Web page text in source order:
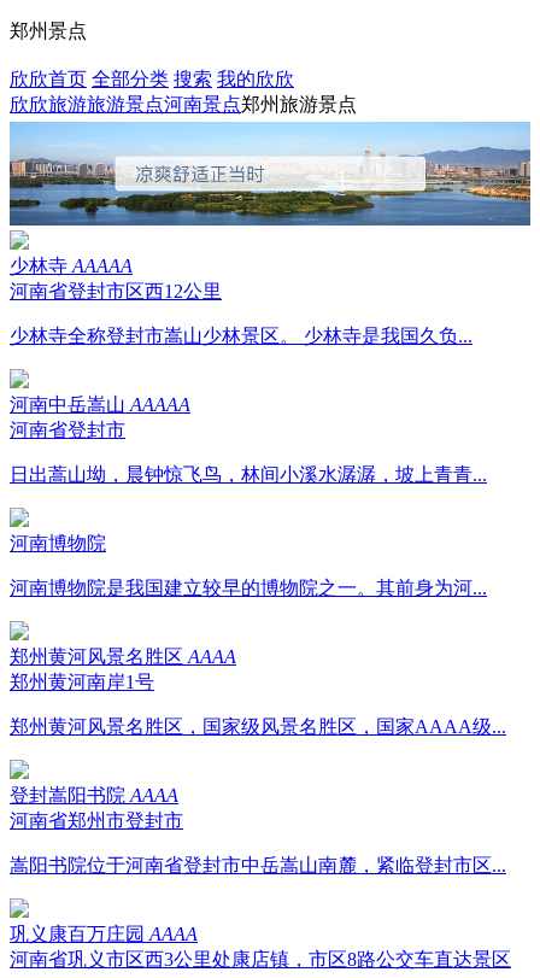
郑州景点
欣欣首页 全部分类 搜索 我的欣欣
欣欣旅游旅游景点河南景点郑州旅游景点
少林寺 AAAAA
河南省登封市区西12公里
少林寺全称登封市嵩山少林景区。 少林寺是我国久负...
河南中岳嵩山 AAAAA
河南省登封市
日出蒿山坳，晨钟惊飞鸟，林间小溪水潺潺，坡上青青...
河南博物院
河南博物院是我国建立较早的博物院之一。其前身为河...
郑州黄河风景名胜区 AAAA
郑州黄河南岸1号
郑州黄河风景名胜区，国家级风景名胜区，国家AAAA级...
登封嵩阳书院 AAAA
河南省郑州市登封市
嵩阳书院位于河南省登封市中岳嵩山南麓，紧临登封市区...
巩义康百万庄园 AAAA
河南省巩义市区西3公里处康店镇，市区8路公交车直达景区